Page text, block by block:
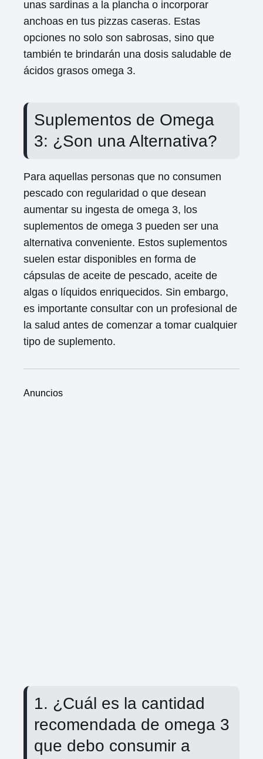
unas sardinas a la plancha o incorporar
anchoas en tus pizzas caseras. Estas
opciones no solo son sabrosas, sino que
también te brindarán una dosis saludable de
ácidos grasos omega 3.
Suplementos de Omega
3: ¿Son una Alternativa?
Para aquellas personas que no consumen
pescado con regularidad o que desean
aumentar su ingesta de omega 3, los
suplementos de omega 3 pueden ser una
alternativa conveniente. Estos suplementos
suelen estar disponibles en forma de
cápsulas de aceite de pescado, aceite de
algas o líquidos enriquecidos. Sin embargo,
es importante consultar con un profesional de
la salud antes de comenzar a tomar cualquier
tipo de suplemento.
Anuncios
1. ¿Cuál es la cantidad
recomendada de omega 3
que debo consumir a